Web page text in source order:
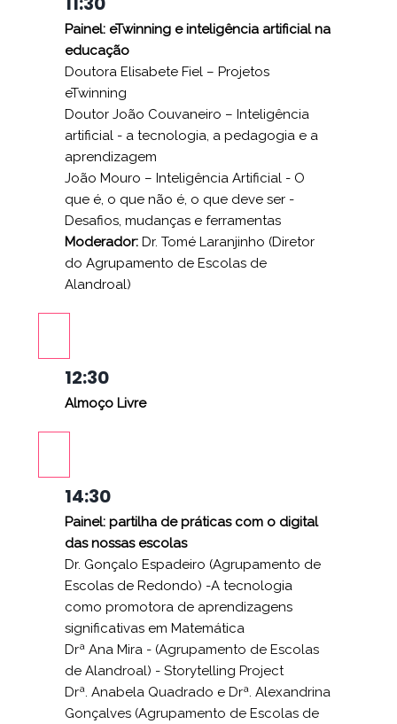
Painel: eTwinning e inteligência artificial na
educação
Doutora Elisabete Fiel – Projetos
eTwinning
Doutor João Couvaneiro – Inteligência
artificial - a tecnologia, a pedagogia e a
aprendizagem
João Mouro – Inteligência Artificial - O
que é, o que não é, o que deve ser -
Desafios, mudanças e ferramentas
Moderador: Dr. Tomé Laranjinho (Diretor
do Agrupamento de Escolas de
Alandroal)
12:30
Almoço Livre
14:30
Painel: partilha de práticas com o digital
das nossas escolas
Dr. Gonçalo Espadeiro (Agrupamento de
Escolas de Redondo) -A tecnologia
como promotora de aprendizagens
significativas em Matemática
Drª Ana Mira - (Agrupamento de Escolas
de Alandroal) - Storytelling Project
Drª. Anabela Quadrado e Drª. Alexandrina
Gonçalves (Agrupamento de Escolas de